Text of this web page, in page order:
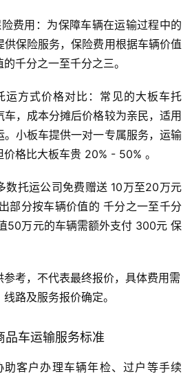
费用：为保障车辆在运输过程中的
供保险服务，保险费用根据车辆价值
千分之一至千分之三。
运方式价格对比：常见的大板车托
，成本分摊后价格较为亲民，适用
小板车提供一对一专属服务，运输
格比大板车贵 20% - 50% 。
数托运公司免费赠送 10万至20万元
部分按车辆价值的 千分之一至千分
50万元的车辆需额外支付 300元 保
考，不代表最终报价，具体费用需
路及服务报价确定。
品车运输服务标准
助客户办理车辆年检、过户等手续